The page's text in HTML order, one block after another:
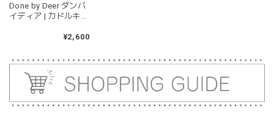
gray
したがかわいいので問題なし^ ^ありがとうございました♡
Done by Deer ダンバ
イディア | カドルキュ
cute Elphee ぬいぐる
¥2,600